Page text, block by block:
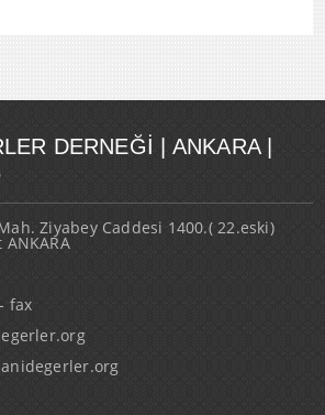
DERNEĞI | ANKARA |
Ziyabey Caddesi 1400.( 22.eski)
fax